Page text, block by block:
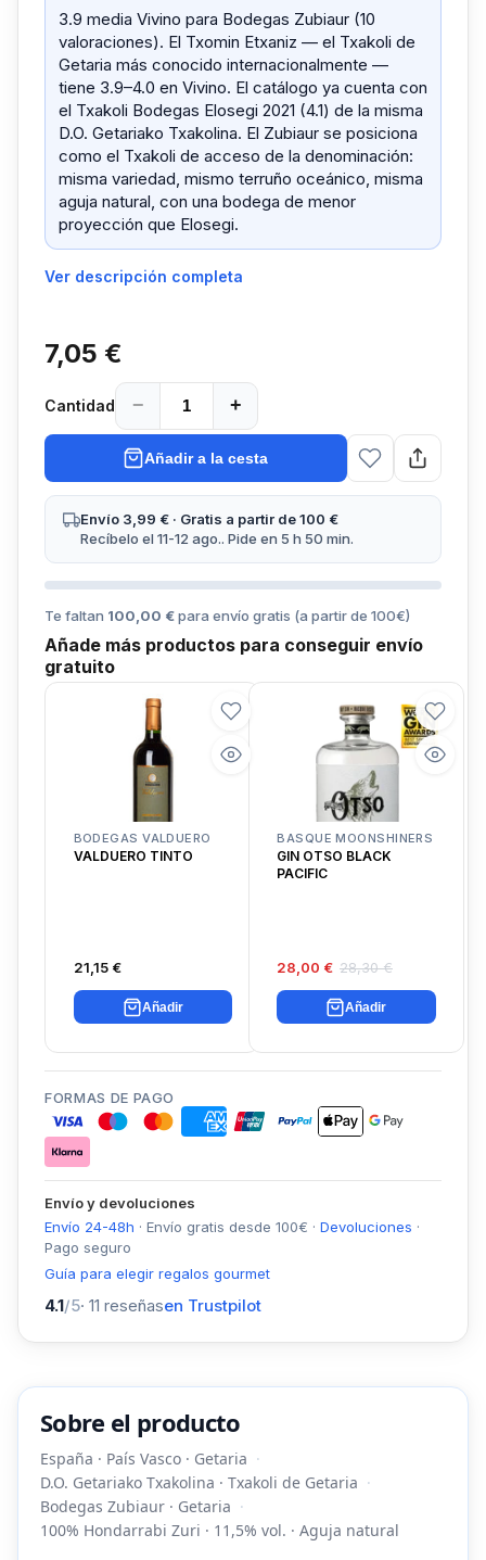
3.9 media Vivino para Bodegas Zubiaur (10
valoraciones). El Txomin Etxaniz — el Txakoli de
Getaria más conocido internacionalmente —
tiene 3.9–4.0 en Vivino. El catálogo ya cuenta con
el Txakoli Bodegas Elosegi 2021 (4.1) de la misma
D.O. Getariako Txakolina. El Zubiaur se posiciona
como el Txakoli de acceso de la denominación:
misma variedad, mismo terruño oceánico, misma
aguja natural, con una bodega de menor
proyección que Elosegi.
Ver descripción completa
7,05 €
Cantidad − +
Añadir a la cesta
Envío 3,99 € · Gratis a partir de 100 €
Recíbelo el 11-12 ago.. Pide en 5 h 50 min.
Te faltan 100,00 €para envío gratis (a partir de 100€)
Añade más productos para conseguir envío
gratuito
BODEGAS VALDUERO
VALDUERO TINTO
21,15 €
Añadir
BASQUE MOONSHINERS
GIN OTSO BLACK
PACIFIC
28,00 € 28,30 €
Añadir
FORMAS DE PAGO
Envío y devoluciones
Envío 24-48h · Envío gratis desde 100€ · Devoluciones ·
Pago seguro
Guía para elegir regalos gourmet
4.1/5· 11 reseñasen Trustpilot
Sobre el producto
España · País Vasco · Getaria
D.O. Getariako Txakolina · Txakoli de Getaria
Bodegas Zubiaur · Getaria
100% Hondarrabi Zuri · 11,5% vol. · Aguja natural